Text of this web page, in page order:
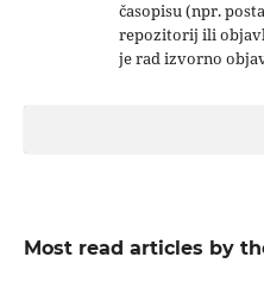
časopisu (npr.
repozitorij ili
je rad izvorno
Most read articles by